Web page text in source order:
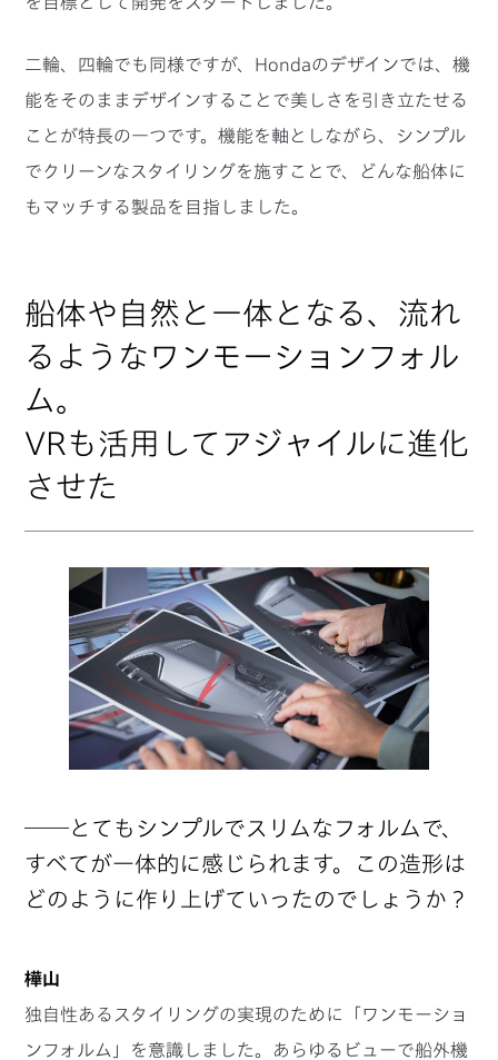
二輪、四輪でも同様ですが、Hondaのデザインでは、機
能をそのままデザインすることで美しさを引き立たせる
ことが特長の一つです。機能を軸としながら、シンプル
でクリーンなスタイリングを施すことで、どんな船体に
もマッチする製品を目指しました。
船体や自然と一体となる、流れ
るようなワンモーションフォル
ム。
VRも活用してアジャイルに進化
させた
──とてもシンプルでスリムなフォルムで、
すべてが一体的に感じられます。この造形は
どのように作り上げていったのでしょうか？
樺山
独自性あるスタイリングの実現のために「ワンモーショ
ンフォルム」を意識しました。あらゆるビューで船外機